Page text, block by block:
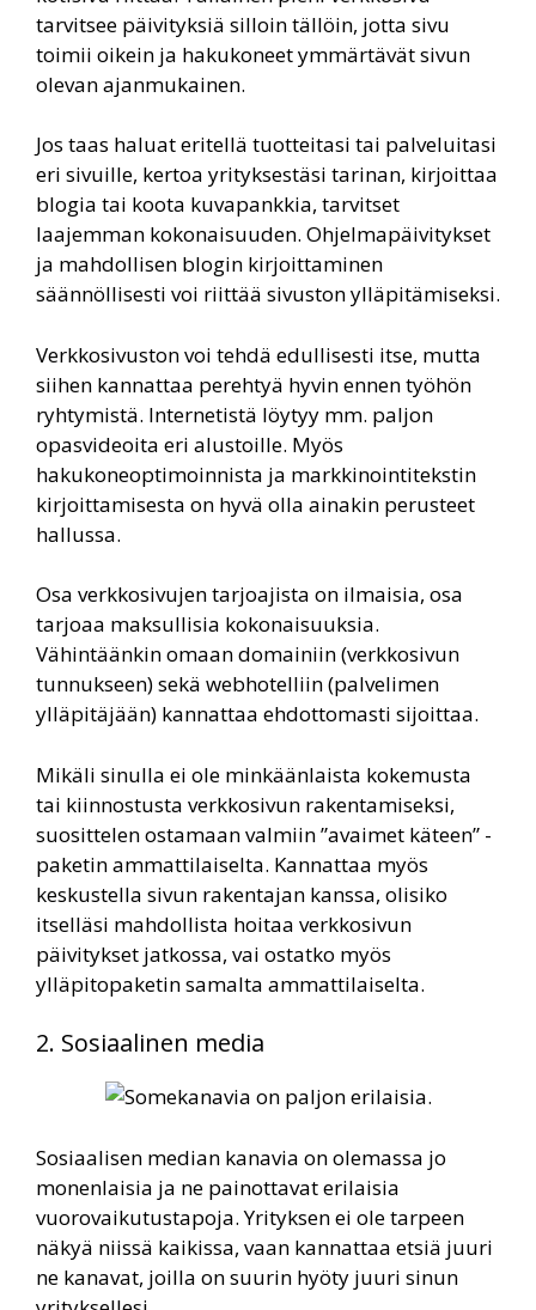
tarvitsee päivityksiä silloin tällöin, jotta sivu
toimii oikein ja hakukoneet ymmärtävät sivun
olevan ajanmukainen.
Jos taas haluat eritellä tuotteitasi tai palveluitasi
eri sivuille, kertoa yrityksestäsi tarinan, kirjoittaa
blogia tai koota kuvapankkia, tarvitset
laajemman kokonaisuuden. Ohjelmapäivitykset
ja mahdollisen blogin kirjoittaminen
säännöllisesti voi riittää sivuston ylläpitämiseksi.
Verkkosivuston voi tehdä edullisesti itse, mutta
siihen kannattaa perehtyä hyvin ennen työhön
ryhtymistä. Internetistä löytyy mm. paljon
opasvideoita eri alustoille. Myös
hakukoneoptimoinnista ja markkinointitekstin
kirjoittamisesta on hyvä olla ainakin perusteet
hallussa.
Osa verkkosivujen tarjoajista on ilmaisia, osa
tarjoaa maksullisia kokonaisuuksia.
Vähintäänkin omaan domainiin (verkkosivun
tunnukseen) sekä webhotelliin (palvelimen
ylläpitäjään) kannattaa ehdottomasti sijoittaa.
Mikäli sinulla ei ole minkäänlaista kokemusta
tai kiinnostusta verkkosivun rakentamiseksi,
suosittelen ostamaan valmiin ”avaimet käteen” -
paketin ammattilaiselta. Kannattaa myös
keskustella sivun rakentajan kanssa, olisiko
itselläsi mahdollista hoitaa verkkosivun
päivitykset jatkossa, vai ostatko myös
ylläpitopaketin samalta ammattilaiselta.
2. Sosiaalinen media
Sosiaalisen median kanavia on olemassa jo
monenlaisia ja ne painottavat erilaisia
vuorovaikutustapoja. Yrityksen ei ole tarpeen
näkyä niissä kaikissa, vaan kannattaa etsiä juuri
ne kanavat, joilla on suurin hyöty juuri sinun